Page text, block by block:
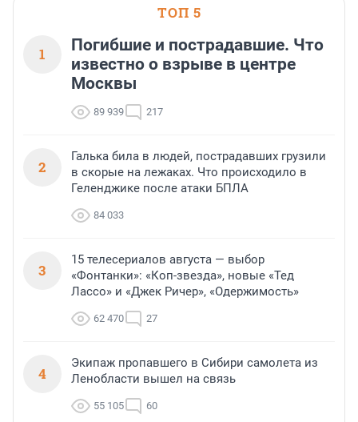
ТОП 5
1
Погибшие и пострадавшие. Что
известно о взрыве в центре
Москвы
89 939 217
2
Галька била в людей, пострадавших грузили
в скорые на лежаках. Что происходило в
Геленджике после атаки БПЛА
84 033
3
15 телесериалов августа — выбор
«Фонтанки»: «Коп-звезда», новые «Тед
Лассо» и «Джек Ричер», «Одержимость»
62 470 27
4
Экипаж пропавшего в Сибири самолета из
Ленобласти вышел на связь
55 105 60